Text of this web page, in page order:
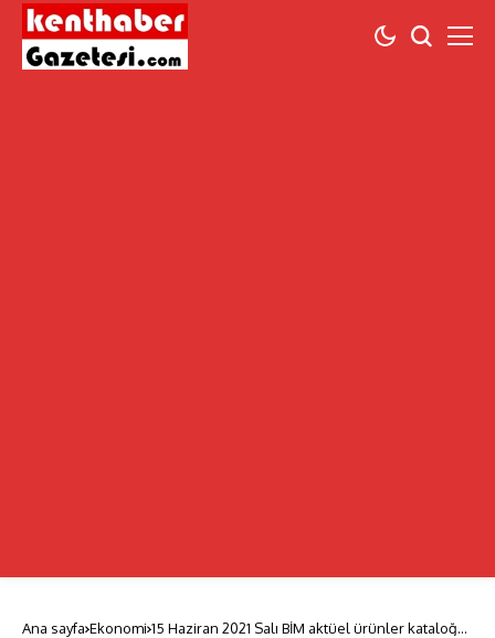
Ana sayfa Ekonomi 15 Haziran 2021 Salı BİM aktüel ürünler kataloğu